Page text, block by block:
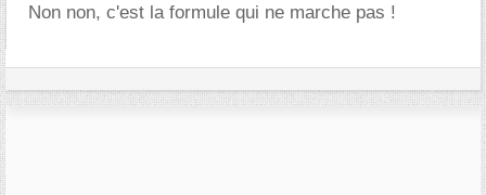
Non non, c'est la formule qui ne marche pas !